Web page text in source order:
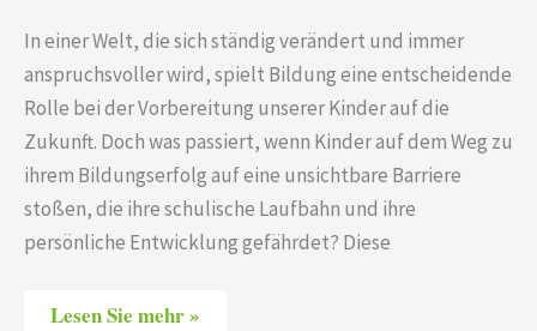
In einer Welt, die sich ständig verändert und immer
anspruchsvoller wird, spielt Bildung eine entscheidende
Rolle bei der Vorbereitung unserer Kinder auf die
Zukunft. Doch was passiert, wenn Kinder auf dem Weg zu
ihrem Bildungserfolg auf eine unsichtbare Barriere
stoßen, die ihre schulische Laufbahn und ihre
persönliche Entwicklung gefährdet? Diese
Lesen Sie mehr »